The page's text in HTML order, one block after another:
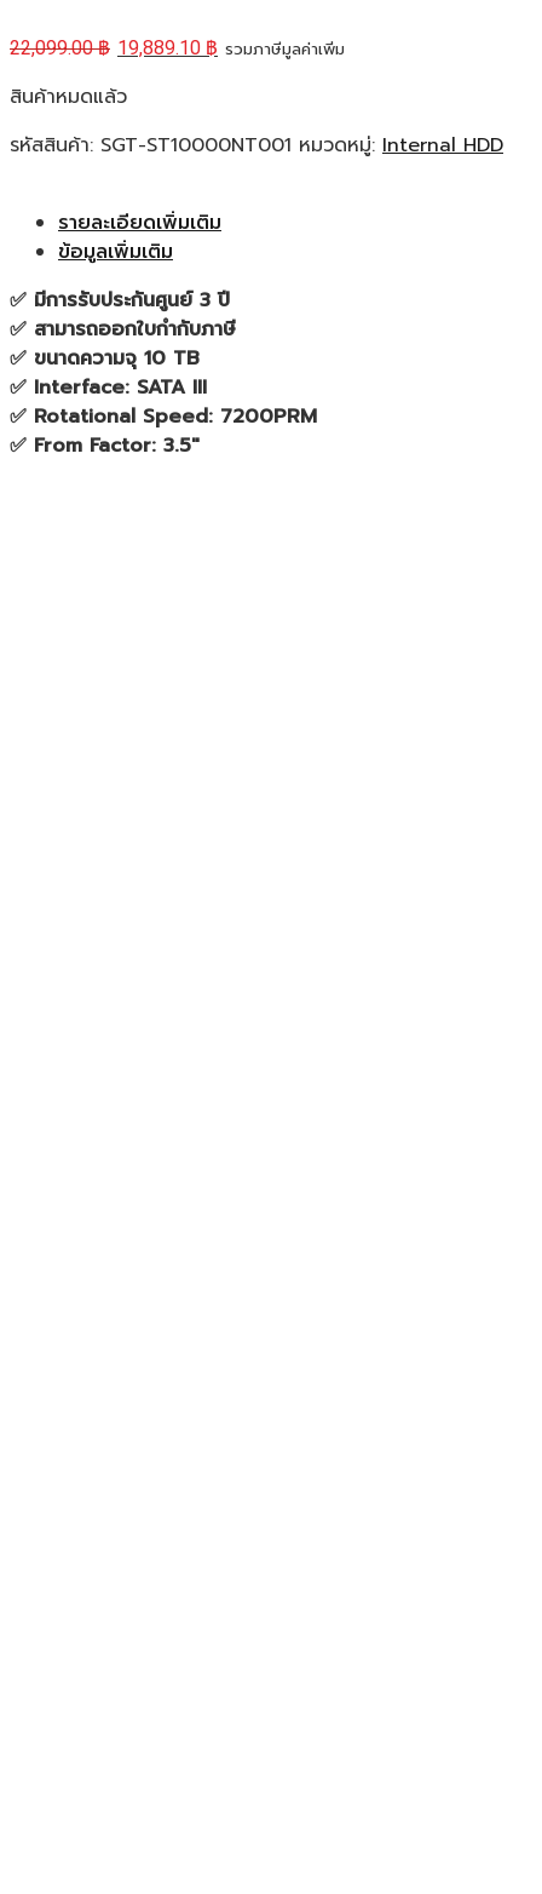
22,099.00฿ 19,889.10 ฿ รวมภาษีมูลค่าเพิ่ม
สินค้าหมดแล้ว
รหัสสินค้า: SGT-ST10000NT001 หมวดหมู่: Internal HDD
รายละเอียดเพิ่มเติม
ข้อมูลเพิ่มเติม
✅ มีการรับประกันศูนย์ 3 ปี
✅ สามารถออกใบกำกับภาษี
✅ ขนาดความจุ 10 TB
✅ Interface: SATA III
✅ Rotational Speed: 7200PRM
✅ From Factor: 3.5″